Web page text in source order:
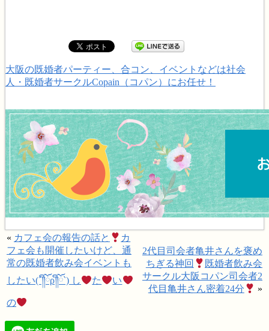
大阪の既婚者パーティー、合コン、イベントなどは社会
人・既婚者サークルCopain（コパン）にお任せ！
« カフェ会の報告の話と
カ
フェ会も開催したいけど、通
常の既婚者飲み会イベントも
したい(´༎ຶོρ༎ຶོ`) し
た い
の
2代目司会者亀井さんを褒め
ちぎる神回
既婚者飲み会
サークル大阪コパン司会者2
代目亀井さん密着24分
»